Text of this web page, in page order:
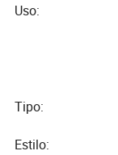
Uso:
Tipo:
Estilo: